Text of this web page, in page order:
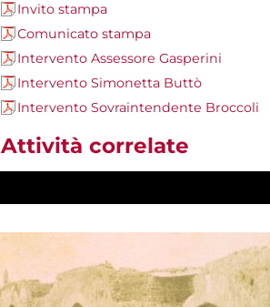
Invito stampa
Comunicato stampa
Intervento Assessore Gasperini
Intervento Simonetta Buttò
Intervento Sovraintendente Broccoli
Attività correlate